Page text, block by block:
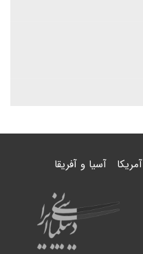
آمریکا آسیا و آفریقا